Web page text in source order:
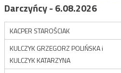
Darczyńcy - 6.08.2026
KACPER STAROŚCIAK
KULCZYK GRZEGORZ POLIŃSKA i
KULCZYK KATARZYNA